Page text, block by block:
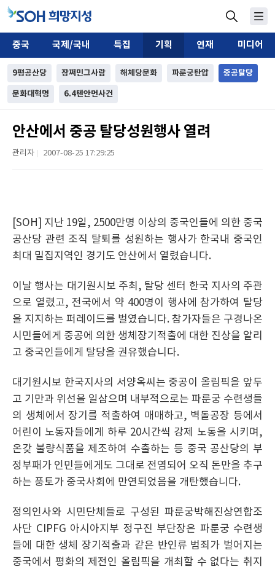
중국 국제/국내 특집 기획 연재 미디어
9평공산당 장쩌민그사람 해체당문화 파룬궁탄압 중공탈당
문화대혁명 6.4텐안먼사건
안산에서 중공 탈당성원행사 열려
관리자 2007-08-25 17:29:25
[SOH] 지난 19일, 2500만명 이상의 중국인들에 의한 중국
공산당 관련 조직 탈퇴를 성원하는 행사가 한국내 중국인
최대 밀집지역인 경기도 안산에서 열렸습니다.
이날 행사는 대기원시보 주최, 탈당 센터 한국 지사의 주관
으로 열렸고, 전국에서 약 400명이 행사에 참가하여 탈당
을 지지하는 퍼레이드를 벌였습니다. 참가자들은 구경나온
시민들에게 중공에 의한 생체장기적출에 대한 진상을 알리
고 중국인들에게 탈당을 권유했습니다.
대기원시보 한국지사의 서양옥씨는 중공이 올림픽을 앞두
고 기만과 위선을 일삼으며 내부적으로는 파룬궁 수련생들
의 생체에서 장기를 적출하여 매매하고, 벽돌공장 등에서
어린이 노동자들에게 하루 20시간씩 강제 노동을 시키며,
온갖 불량식품을 제조하여 수출하는 등 중국 공산당의 부
정부패가 인민들에게도 그대로 전염되어 오직 돈만을 추구
하는 풍토가 중국사회에 만연되었음을 개탄했습니다.
정의인사와 시민단체들로 구성된 파룬궁박해진상연합조
사단 CIPFG 아시아지부 정구진 부단장은 파룬궁 수련생
들에 대한 생체 장기적출과 같은 반인류 범죄가 벌어지는
중국에서 평화의 제전인 올림픽을 개최할 수 없다는 취지